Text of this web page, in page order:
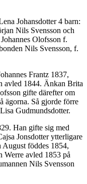
Johansdotter 4 barn:
Nils Svensson och
Olofsson f.
Nils Svensson, f.
Frantz 1837,
avled 1844. Änkan Brita
gifte därefter om
ägorna. Så gjorde förre
Gudmundsdotter.
Han gifte sig med
Jonsdotter ytterligare
August föddes 1854,
Werre avled 1853 på
Nils Svensson